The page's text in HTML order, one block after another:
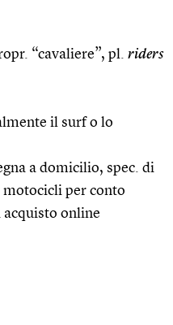
“cavaliere”, pl. riders
il surf o lo
a domicilio, spec. di
motocicli per conto
online